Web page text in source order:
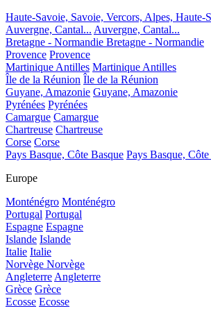
Haute-Savoie, Savoie, Vercors, Alpes, Haute-
Auvergne, Cantal... Auvergne, Cantal...
Bretagne - Normandie Bretagne - Normandie
Provence Provence
Martinique Antilles Martinique Antilles
Île de la Réunion Île de la Réunion
Guyane, Amazonie Guyane, Amazonie
Pyrénées Pyrénées
Camargue Camargue
Chartreuse Chartreuse
Corse Corse
Pays Basque, Côte Basque Pays Basque,
Europe
Monténégro Monténégro
Portugal Portugal
Espagne Espagne
Islande Islande
Italie Italie
Norvège Norvège
AngleterreAngleterre
Grèce Grèce
Ecosse Ecosse